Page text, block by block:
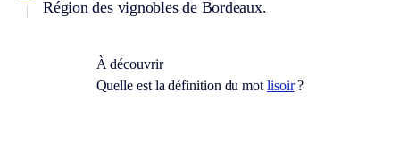
Région des vignobles de Bordeaux.
À découvrir
Quelle est la définition du motlisoir?